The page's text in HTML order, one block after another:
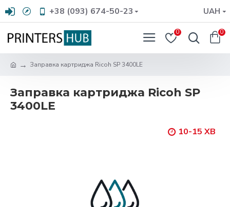
+38 (093) 674-50-23 UAH
0 0
Заправка картриджа Ricoh SP 3400LE
Заправка картриджа Ricoh SP
3400LE
10-15 ХВ